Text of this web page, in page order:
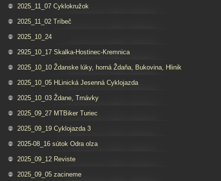
2025_11_07 Cyklokružok
2025_11_02 Tríbeč
2025_10_24
2925_10_17 Skalka-Hostinec-Kremnica
2025_10_10 Ždanske lúky, horná Ždaňa, Bukovina, Hlinik
2025_10_05 HLinická Jesenná Cyklojazda
2025_10_03 Ždane, Trnávky
2025_09_27 MTBiker Turiec
2025_09_19 Cyklojazda 3
2025-08_16 sútok Odra olza
2025_09_12 Reviste
2025_09_05 zacineme